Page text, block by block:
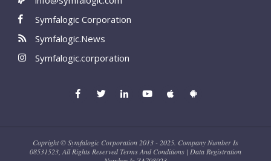
Symfalogic Corporation
Symfalogic.News
Symfalogic.corporation
Copright © Symfalogic Corporation 2013 - 2025. Company Number Is
08531523, All Rights Reserved Terms And Conditions | Data Registration